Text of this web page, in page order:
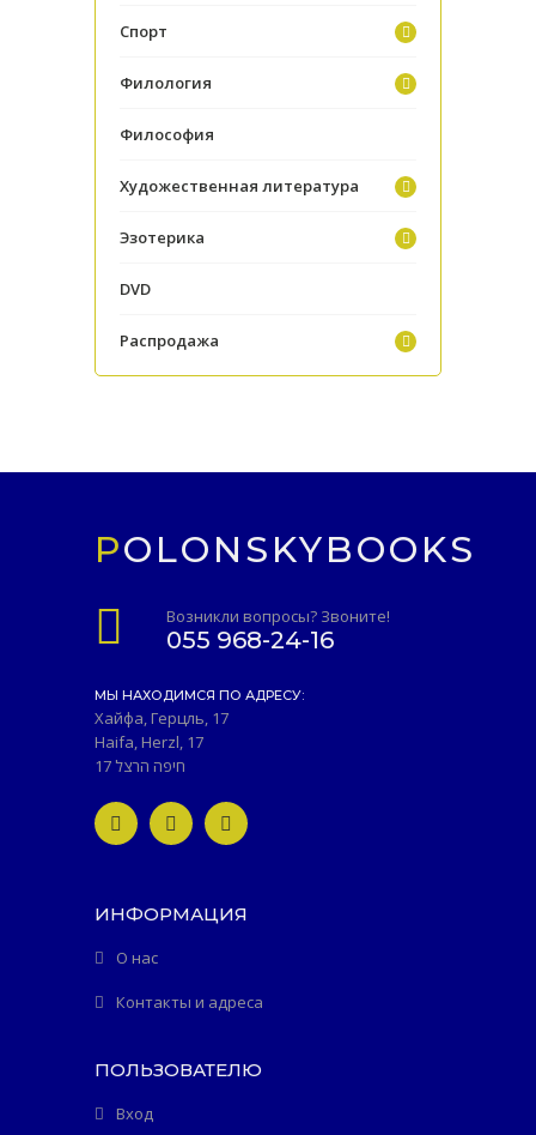
Спорт
Филология
Философия
Художественная литература
Эзотерика
DVD
Распродажа
POLONSKYBOOKS
Возникли вопросы? Звоните!
055 968-24-16
МЫ НАХОДИМСЯ ПО АДРЕСУ:
Хайфа, Герцль, 17
Haifa, Herzl, 17
חיפה הרצל 17
ИНФОРМАЦИЯ
О нас
Контакты и адреса
ПОЛЬЗОВАТЕЛЮ
Вход